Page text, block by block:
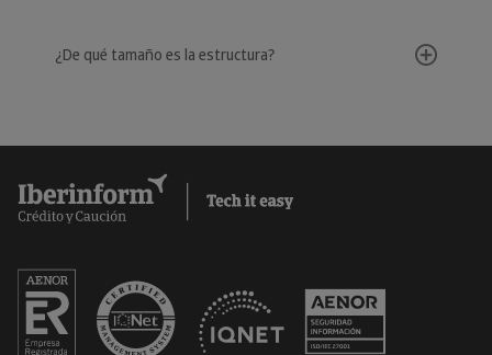
¿De qué tamaño es la estructura?